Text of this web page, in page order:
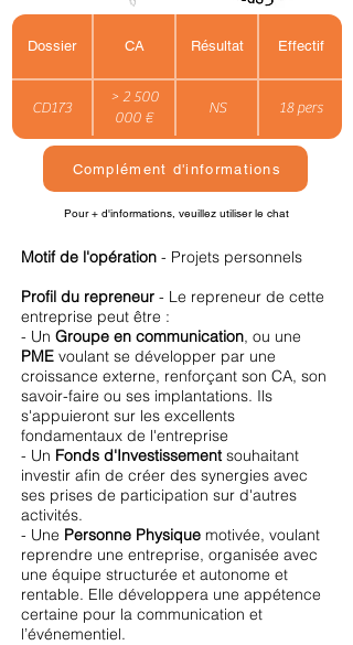
Dossier CA Résultat Effectif
CD173
> 2 500
000 €
NS 18 pers
Complément d'informations
Pour + d'informations, veuillez utiliser le chat
Motif de l'opération - Projets personnels
Profil du repreneur - Le repreneur de cette
entreprise peut être :
- Un Groupe en communication, ou une
PME voulant se développer par une
croissance externe, renforçant son CA, son
savoir-faire ou ses implantations. Ils
s'appuieront sur les excellents
fondamentaux de l'entreprise
- Un Fonds d'Investissementsouhaitant
investir afin de créer des synergies avec
ses prises de participation sur d'autres
activités.
- Une Personne Physique motivée, voulant
reprendre une entreprise, organisée avec
une équipe structurée et autonome et
rentable. Elle développera une appétence
certaine pour la communication et
l’événementiel.